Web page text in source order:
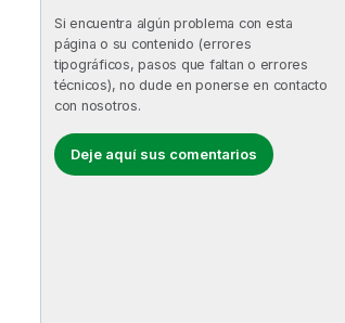
Si encuentra algún problema con esta
página o su contenido (errores
tipográficos, pasos que faltan o errores
técnicos), no dude en ponerse en contacto
con nosotros.
Deje aquí sus comentarios